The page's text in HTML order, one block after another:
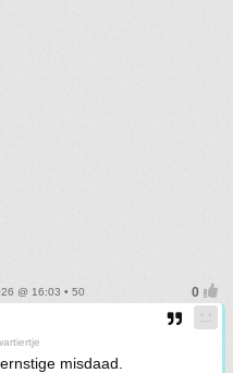
@ 16:03 • 50
misdaad.